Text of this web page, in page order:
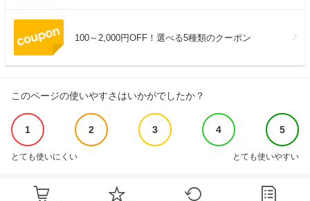
100～2,000円OFF！選べる5種類のクーポン
このページの使いやすさはいかがでしたか？
1 2 3 4 5
とても使いにくい とても使いやすい